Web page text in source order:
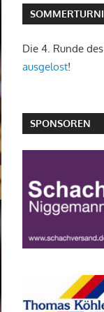
Die 4. Runde
ausgelost!
SPONSOREN